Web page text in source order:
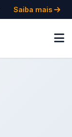
Saiba mais